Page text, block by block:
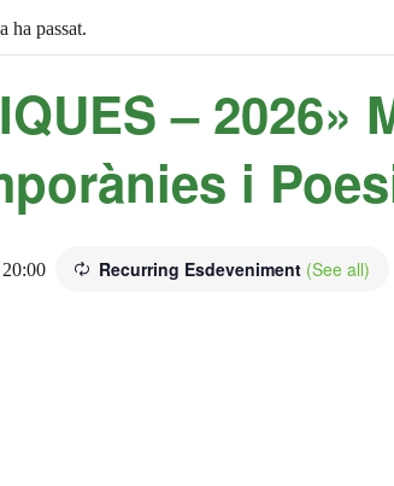
ha passat.
–
i
20:00 Recurring Esdeveniment (See all)